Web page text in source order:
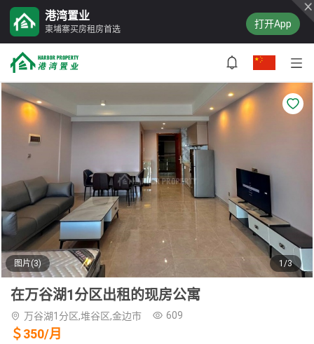
港湾置业
柬埔寨买房租房首选 打开App
图片(3) 1/3
在万谷湖1分区出租的现房公寓
万谷湖1分区,堆谷区,金边市 609
＄350/月